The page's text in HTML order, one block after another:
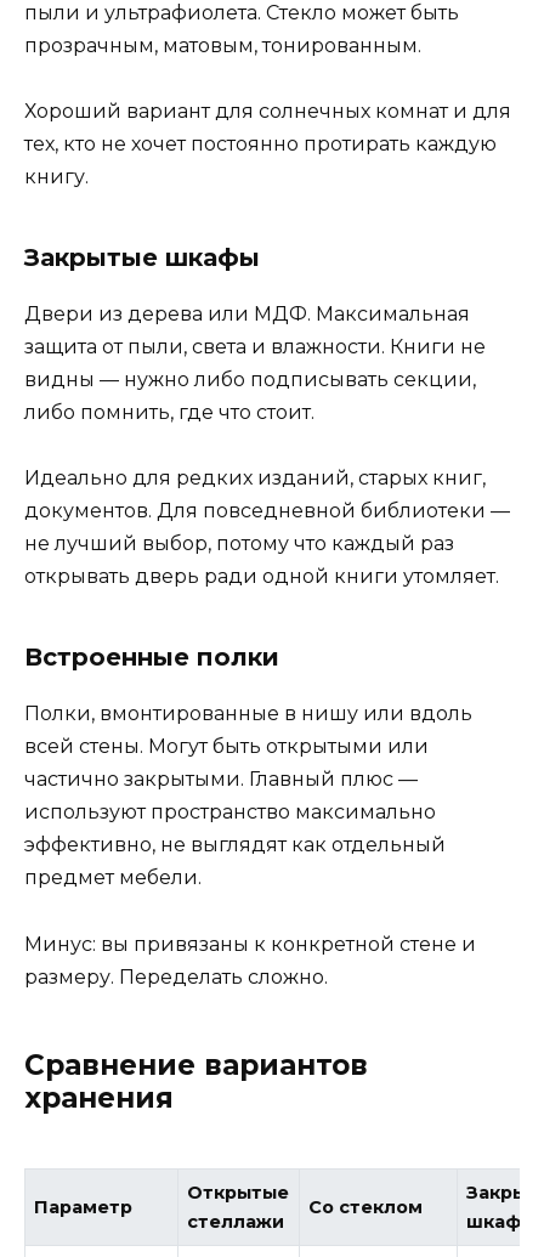
пыли и ультрафиолета. Стекло может быть
прозрачным, матовым, тонированным.
Хороший вариант для солнечных комнат и для
тех, кто не хочет постоянно протирать каждую
книгу.
Закрытые шкафы
Двери из дерева или МДФ. Максимальная
защита от пыли, света и влажности. Книги не
видны — нужно либо подписывать секции,
либо помнить, где что стоит.
Идеально для редких изданий, старых книг,
документов. Для повседневной библиотеки —
не лучший выбор, потому что каждый раз
открывать дверь ради одной книги утомляет.
Встроенные полки
Полки, вмонтированные в нишу или вдоль
всей стены. Могут быть открытыми или
частично закрытыми. Главный плюс —
используют пространство максимально
эффективно, не выглядят как отдельный
предмет мебели.
Минус: вы привязаны к конкретной стене и
размеру. Переделать сложно.
Сравнение вариантов
хранения
Параметр
Открытые
стеллажи
Со стеклом
шкафы